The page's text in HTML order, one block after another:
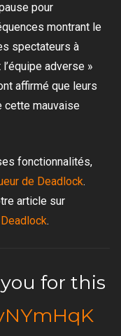
pour
montrant le
spectateurs à
adverse »
affirmé que leurs
cette mauvaise
fonctionnalités,
de Deadlock.
article sur
.
for this